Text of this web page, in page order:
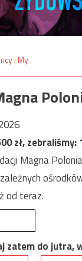
zł, zebraliśmy:
Magna
od teraz.
zatem do jutra,